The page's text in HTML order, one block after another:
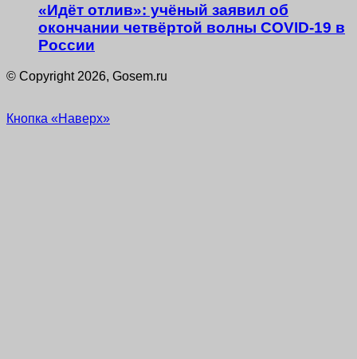
«Идёт отлив»: учёный заявил об
окончании четвёртой волны COVID-19 в
России
© Copyright 2026, Gosem.ru
Кнопка «Наверх»